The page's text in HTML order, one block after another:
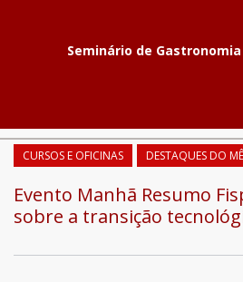
Seminário de
CURSOS E OFICINAS DESTAQUES DO
Evento Manhã Resumo
sobre a transição